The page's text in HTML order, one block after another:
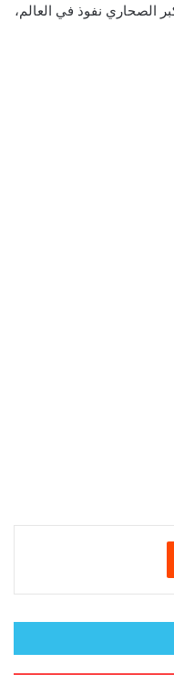
من اكبر الصحاري نفوذ في العالم،